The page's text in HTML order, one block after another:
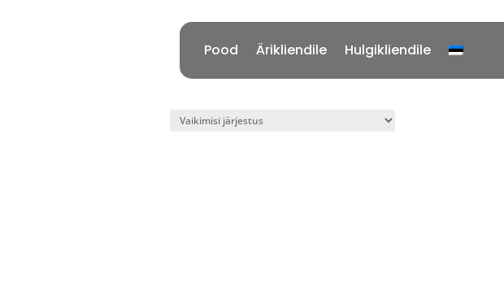
Pood Ärikliendile Hulgikliendile